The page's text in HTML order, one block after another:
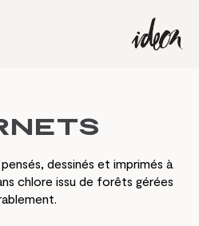
dessinés et imprimés à
chlore issu de forêts gérées